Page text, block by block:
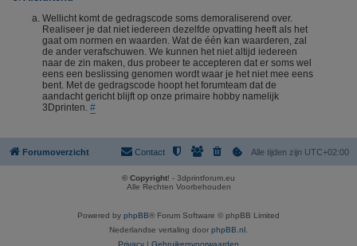
Wellicht komt de gedragscode soms demoraliserend over.
Realiseer je dat niet iedereen dezelfde opvatting heeft als het
gaat om normen en waarden. Wat de één kan waarderen, zal
de ander verafschuwen. We kunnen het niet altijd iedereen
naar de zin maken, dus probeer te accepteren dat er soms wel
eens een beslissing genomen wordt waar je het niet mee eens
bent. Met de gedragscode hoopt het forumteam dat de
aandacht gericht blijft op onze primaire hobby namelijk
3Dprinten. #
Forumoverzicht Alle tijden zijn UTC+02:00
Contact
© Copyright! - 3dprintforum.eu
Alle Rechten Voorbehouden
Powered by phpBB® Forum Software © phpBB Limited
Nederlandse vertaling door phpBB.nl
Privacy | Gebruikersvoorwaarden